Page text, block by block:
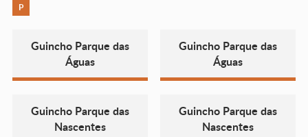
P
Guincho Parque das
Águas
Guincho Parque das
Águas
Guincho Parque das
Nascentes
Guincho Parque das
Nascentes